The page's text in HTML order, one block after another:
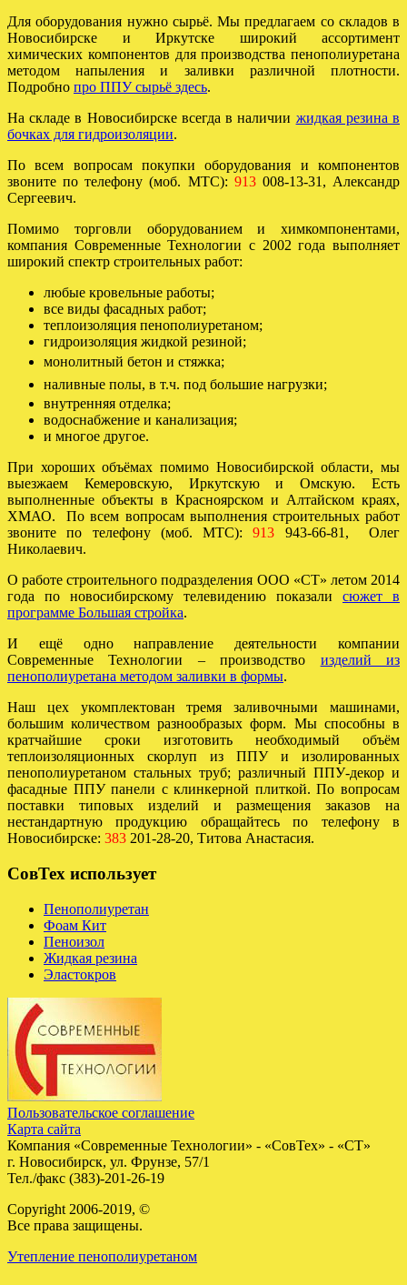
Для оборудования нужно сырьё. Мы предлагаем со складов в
Новосибирске и Иркутске широкий ассортимент
химических компонентов для производства пенополиуретана
методом напыления и заливки различной плотности.
Подробно про ППУ сырьё здесь.
На складе в Новосибирске всегда в наличии жидкая резина в
бочках для гидроизоляции.
По всем вопросам покупки оборудования и компонентов
звоните по телефону (моб. МТС): 913008-13-31, Александр
Сергеевич.
Помимо торговли оборудованием и химкомпонентами,
компания Современные Технологии с 2002 года выполняет
широкий спектр строительных работ:
любые кровельные работы;
все виды фасадных работ;
теплоизоляция пенополиуретаном;
гидроизоляция жидкой резиной;
монолитный бетон и стяжка;
наливные полы, в т.ч. под большие нагрузки;
внутренняя отделка;
водоснабжение и канализация;
и многое другое.
При хороших объёмах помимо Новосибирской области, мы
выезжаем Кемеровскую, Иркутскую и Омскую. Есть
выполненные объекты в Красноярском и Алтайском краях,
ХМАО. По всем вопросам выполнения строительных работ
звоните по телефону (моб. МТС):913 943-66-81, Олег
Николаевич.
О работе строительного подразделения ООО «СТ» летом 2014
года по новосибирскому телевидению показали сюжет в
программе Большая стройка.
И ещё одно направление деятельности компании
Современные Технологии – производство изделий из
пенополиуретана методом заливки в формы.
Наш цех укомплектован тремя заливочными машинами,
большим количеством разнообразых форм. Мы способны в
кратчайшие сроки изготовить необходимый объём
теплоизоляционных скорлуп из ППУ и изолированных
пенополиуретаном стальных труб; различный ППУ-декор и
фасадные ППУ панели с клинкерной плиткой. По вопросам
поставки типовых изделий и размещения заказов на
нестандартную продукцию обращайтесь по телефону в
Новосибирске: 383 201-28-20, Титова Анастасия.
СовТех использует
Пенополиуретан
Фоам Кит
Пеноизол
Жидкая резина
Эластокров
Пользовательское соглашение
Карта сайта
Компания «Современные Технологии» - «СовТех» - «СТ»
г. Новосибирск, ул. Фрунзе, 57/1
Тел./факс (383)-201-26-19
Copyright 2006-2019, ©
Все права защищены.
Утепление пенополиуретаном